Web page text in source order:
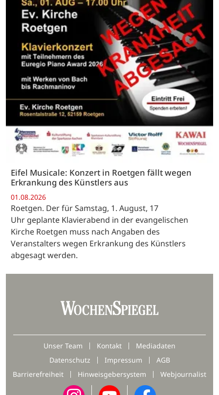
Eifel Musicale: Konzert in Roetgen fällt wegen
Erkrankung des Künstlers aus
01.08.2026
Roetgen. Der für Samstag, 1. August, 17
Uhr geplante Klavierabend in der evangelischen
Kirche Roetgen muss nach Angaben des
Veranstalters wegen Erkrankung des Künstlers
abgesagt werden.
Unser Team Kontakt
Mediadaten
Datenschutz
Impressum
AGB
Barrierefreiheit
Hinweisgebersystem Webjournalist